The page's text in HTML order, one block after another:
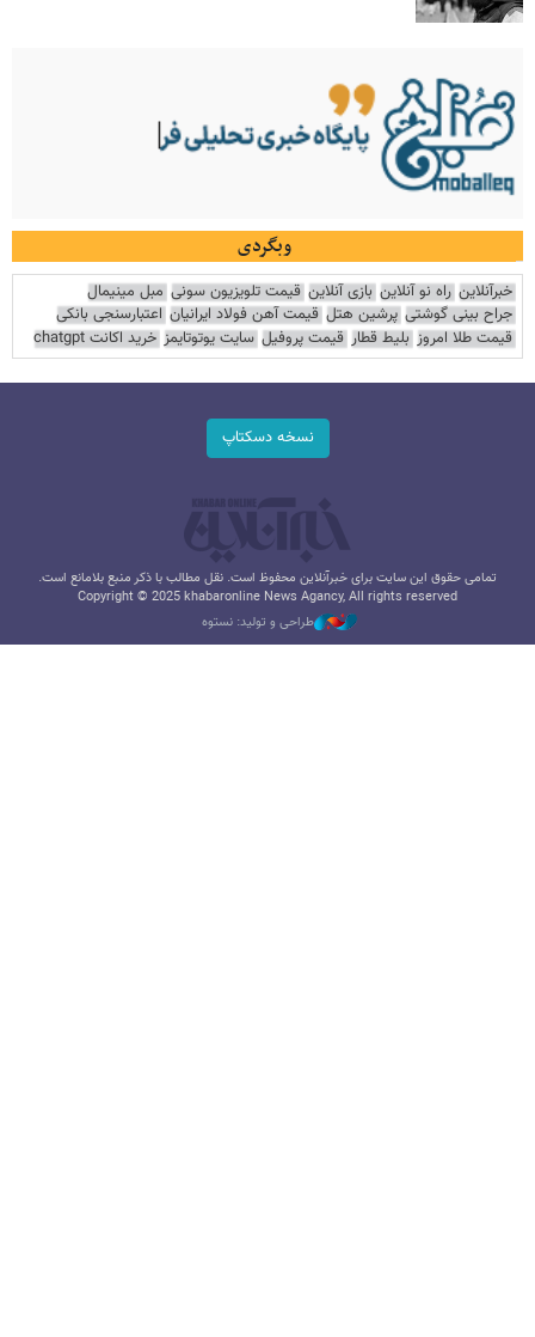
وبگردی
خبرآنلاین راه نو آنلاین بازی آنلاین قیمت تلویزیون سونی مبل مینیمال
جراح بینی گوشتی پرشین هتل قیمت آهن فولاد ایرانیان اعتبارسنجی بانکی
قیمت طلا امروز بلیط قطار قیمت پروفیل سایت یوتوتایمز خرید اکانت chatgpt
نسخه دسکتاپ
تمامی حقوق این سایت برای خبرآنلاین محفوظ است. نقل مطالب با ذکر منبع بلامانع است.
Copyright © 2025 khabaronline News Agancy, All rights reserved
طراحی و تولید: نستوه